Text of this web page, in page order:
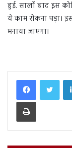
हुई. सालों बाद इस
ये काम रोकना पड़ा।
मनाया जाएगा।
Print